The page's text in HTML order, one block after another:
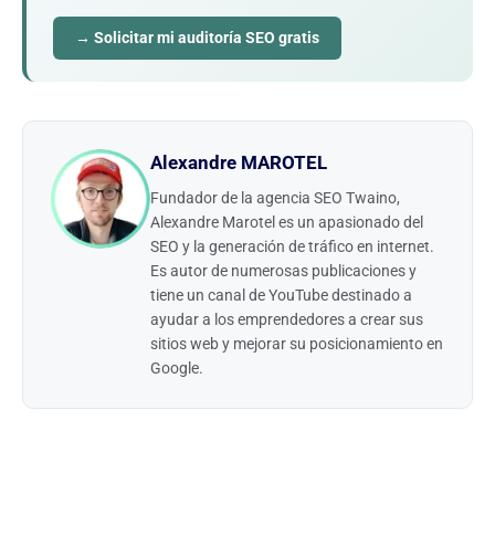
→ Solicitar mi auditoría SEO gratis
Alexandre MAROTEL
Fundador de la agencia SEO Twaino,
Alexandre Marotel es un apasionado del
SEO y la generación de tráfico en internet.
Es autor de numerosas publicaciones y
tiene un canal de YouTube destinado a
ayudar a los emprendedores a crear sus
sitios web y mejorar su posicionamiento en
Google.